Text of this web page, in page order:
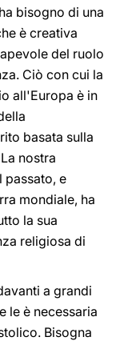
bisogno di una
è creativa
del ruolo
Ciò con cui la
all'Europa è in
basata sulla
nostra
passato, e
mondiale, ha
la sua
religiosa di
a grandi
le è necessaria
Bisogna